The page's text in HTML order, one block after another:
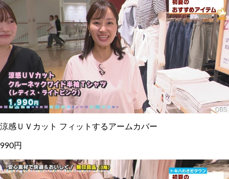
涼感ＵＶカット フィットするアームカバー
990円